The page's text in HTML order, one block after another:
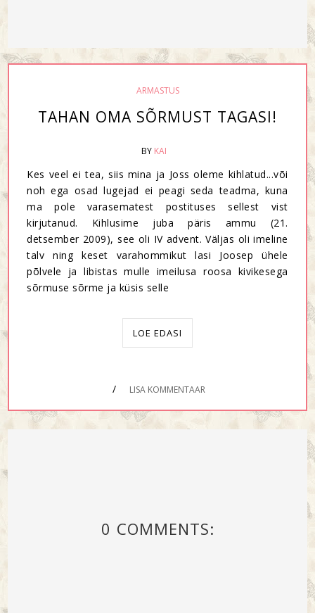
ARMASTUS
TAHAN OMA SÕRMUST TAGASI!
BY KAI
Kes veel ei tea, siis mina ja Joss oleme kihlatud...või
noh ega osad lugejad ei peagi seda teadma, kuna
ma pole varasematest postituses sellest vist
kirjutanud. Kihlusime juba päris ammu (21.
detsember 2009), see oli IV advent. Väljas oli imeline
talv ning keset varahommikut lasi Joosep ühele
põlvele ja libistas mulle imeilusa roosa kivikesega
sõrmuse sõrme ja küsis selle
LOE EDASI
/ LISA KOMMENTAAR
0 COMMENTS: